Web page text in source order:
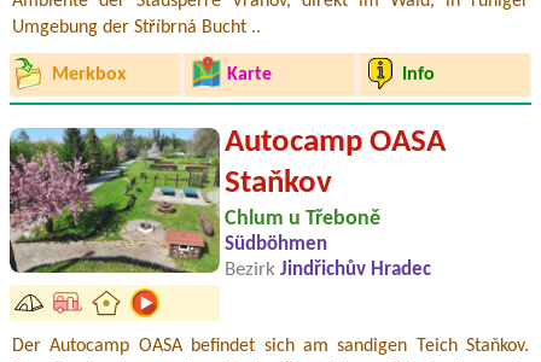
Umgebung der Stříbrná Bucht ..
Merkbox Karte Info
Autocamp OASA
Staňkov
Chlum u Třeboně
Südböhmen
Bezirk Jindřichův Hradec
Der Autocamp OASA befindet sich am sandigen Teich Staňkov.